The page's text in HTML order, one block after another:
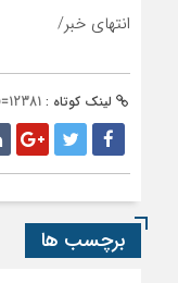
انتهای خبر/
لینک کوتاه :
برچسب ها